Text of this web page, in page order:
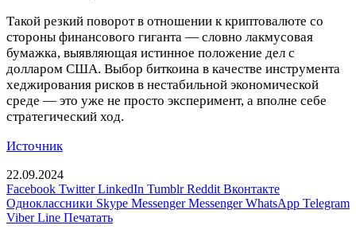
Такой резкий поворот в отношении к криптовалюте со
стороны финансового гиганта — словно лакмусовая
бумажка, выявляющая истинное положение дел с
долларом США. Выбор биткоина в качестве инструмента
хеджирования рисков в нестабильной экономической
среде — это уже не просто эксперимент, а вполне себе
стратегический ход.
Источник
22.09.2024
Facebook Twitter LinkedIn Tumblr Reddit Вконтакте
Одноклассники Skype Messenger Messenger WhatsApp Telegram
Viber Line Печатать